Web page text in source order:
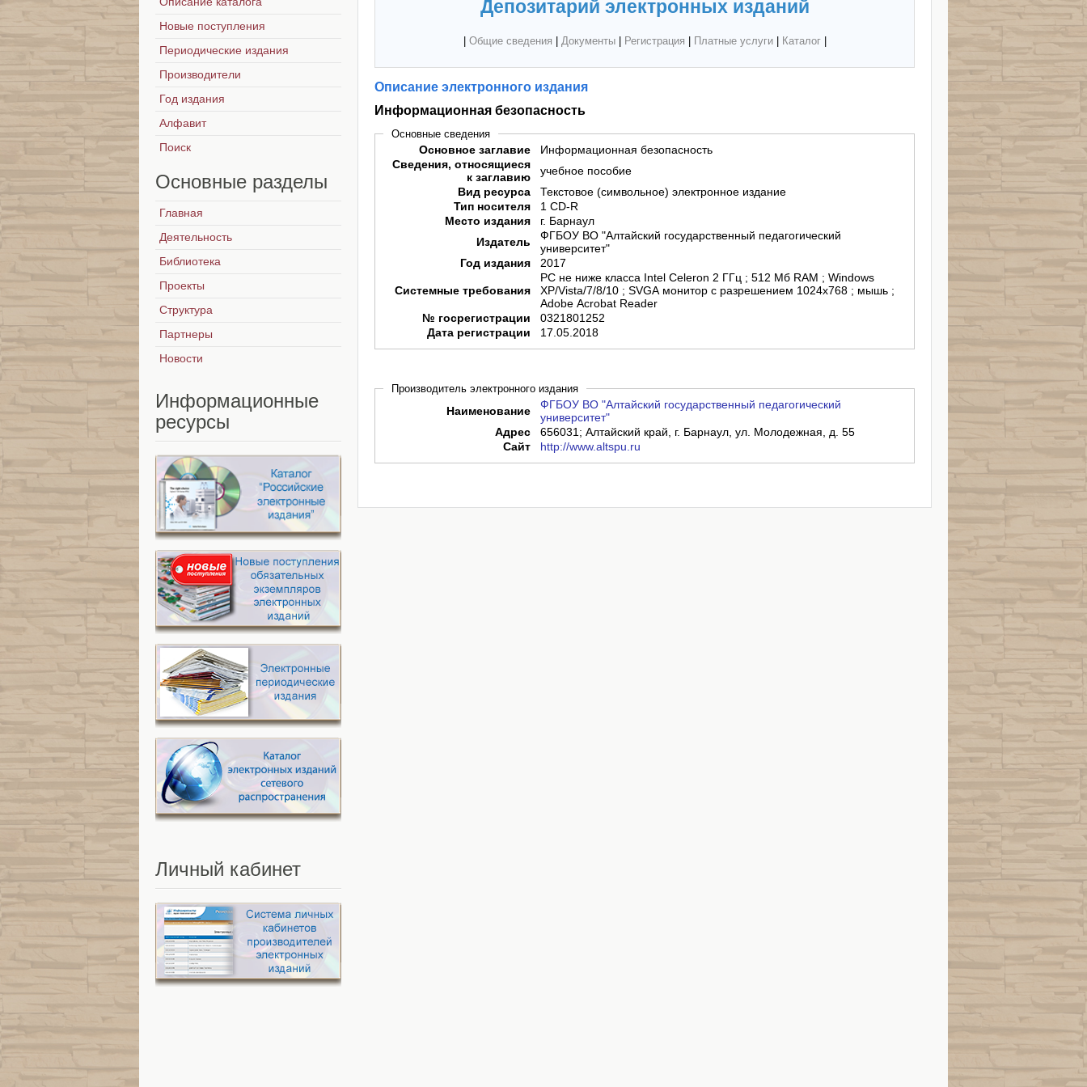
Депозитарий электронных изданий
Общие сведения Документы| Регистрация Платные услуги| Каталог|
Описание электронного издания
Информационная безопасность
Основные сведения
Основное заглавие
Информационная безопасность
Сведения, относящиеся
к заглавию
учебное пособие
Вид ресурса
Текстовое (символьное) электронное издание
Тип носителя
1 CD-R
Место издания
г. Барнаул
Издатель
ФГБОУ ВО "Алтайский государственный педагогический
университет"
Год издания
2017
Системные требования
PC не ниже класса Intel Celeron 2 ГГц ; 512 Мб RAM ; Windows
XP/Vistа/7/8/10 ; SVGA монитор с разрешением 1024х768 ; мышь ;
Adobe Acrobat Reader
№ госрегистрации
0321801252
Дата регистрации
17.05.2018
Производитель электронного издания
Наименование
ФГБОУ ВО "Алтайский государственный педагогический
университет"
Адрес
656031; Алтайский край, г. Барнаул, ул. Молодежная, д. 55
Сайт
http://www.altspu.ru
Новые поступления
Периодические издания
Производители
Год издания
Алфавит
Поиск
Основные разделы
Главная
Деятельность
Библиотека
Проекты
Структура
Партнеры
Новости
Информационные
ресурсы
Личный кабинет